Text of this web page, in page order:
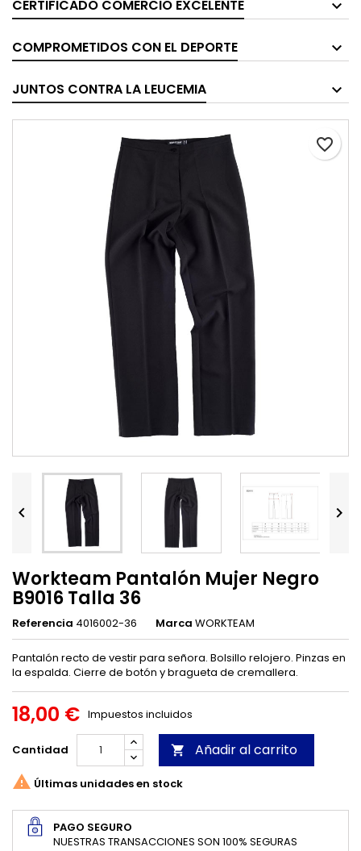
CERTIFICADO COMERCIO EXCELENTE
COMPROMETIDOS CON EL DEPORTE
JUNTOS CONTRA LA LEUCEMIA
favorite_border
 
Workteam Pantalón Mujer Negro
B9016 Talla 36
Referencia 4016002-36 Marca WORKTEAM
Pantalón recto de vestir para señora. Bolsillo relojero. Pinzas en
la espalda. Cierre de botón y bragueta de cremallera.
18,00 € Impuestos incluidos
Cantidad  Añadir al carrito
 Últimas unidades en stock
PAGO SEGURO
NUESTRAS TRANSACCIONES SON 100% SEGURAS